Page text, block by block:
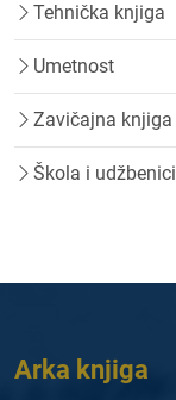
Tehnička knjiga
Umetnost
Zavičajna knjiga
Škola i udžbenici
Arka knjiga